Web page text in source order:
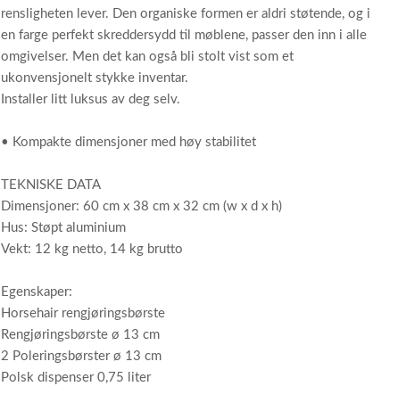
rensligheten lever. Den organiske formen er aldri støtende, og i
en farge perfekt skreddersydd til møblene, passer den inn i alle
omgivelser. Men det kan også bli stolt vist som et
ukonvensjonelt stykke inventar.
Installer litt luksus av deg selv.
• Kompakte dimensjoner med høy stabilitet
TEKNISKE DATA
Dimensjoner: 60 cm x 38 cm x 32 cm (w x d x h)
Hus: Støpt aluminium
Vekt: 12 kg netto, 14 kg brutto
Egenskaper:
Horsehair rengjøringsbørste
Rengjøringsbørste ø 13 cm
2 Poleringsbørster ø 13 cm
Polsk dispenser 0,75 liter